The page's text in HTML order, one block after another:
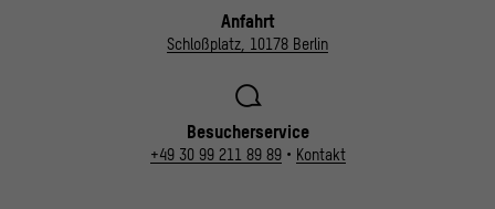
Anfahrt
Schloßplatz, 10178 Berlin
Besucherservice
+49 30 99 211 89 89• Kontakt